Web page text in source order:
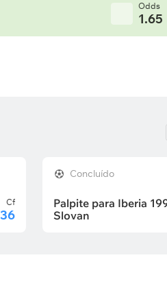
Odds
1.65
Cf
Concluído
Palpite para Iberia
Slovan